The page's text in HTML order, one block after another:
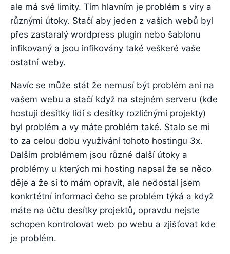
ale má své limity. Tím hlavním je problém s viry a
různými útoky. Stačí aby jeden z vašich webů byl
přes zastaralý wordpress plugin nebo šablonu
infikovaný a jsou infikovány také veškeré vaše
ostatní weby.
Navíc se může stát že nemusí být problém ani na
vašem webu a stačí když na stejném serveru (kde
hostují desítky lidí s desítky rozličnými projekty)
byl problém a vy máte problém také. Stalo se mi
to za celou dobu využívání tohoto hostingu 3x.
Dalším problémem jsou různé další útoky a
problémy u kterých mi hosting napsal že se něco
děje a že si to mám opravit, ale nedostal jsem
konkrtétní informaci čeho se problém týká a když
máte na účtu desítky projektů, opravdu nejste
schopen kontrolovat web po webu a zjišťovat kde
je problém.